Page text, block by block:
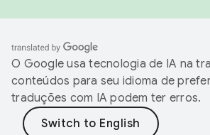
O Google usa tecnologia de IA na
conteúdos para seu idioma de
traduções com IA podem ter erros.